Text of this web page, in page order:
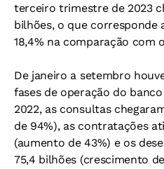
terceiro trimestre de 2023
bilhões, o que corresponde
18,4% na comparação com
De janeiro a setembro
fases de operação do
2022, as consultas
de 94%), as contratações
(aumento de 43%) e os
75,4 bilhões (crescimento